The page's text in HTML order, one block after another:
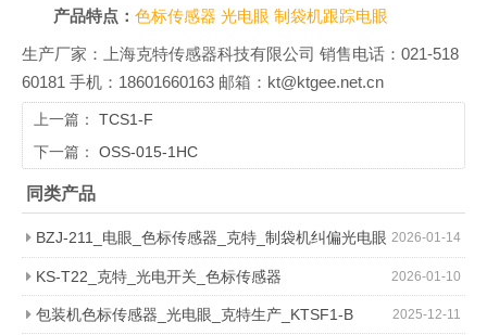
产品特点：色标传感器光电眼制袋机跟踪电眼
生产厂家：上海克特传感器科技有限公司 销售电话：021-518
60181 手机：18601660163 邮箱：kt@ktgee.net.cn
上一篇： TCS1-F
下一篇： OSS-015-1HC
同类产品
2026-01-14
BZJ-211_电眼_色标传感器_克特_制袋机纠偏光电眼
颜色识别传感器开关 2026-01-10
KS-T22_克特_光电开关_色标传感器
2025-12-11
包装机色标传感器_光电眼_克特生产_KTSF1-B